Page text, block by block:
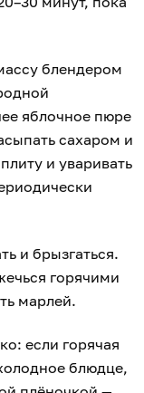
блендером
яблочное пюре
сахаром и
и уваривать
и брызгаться.
горячими
марлей.
если горячая
блюдце,